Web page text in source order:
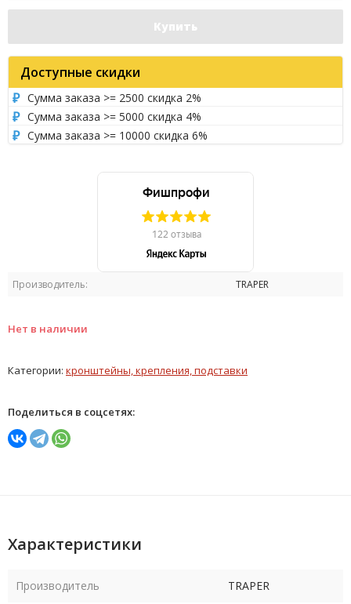
Производитель: TRAPER
Нет в наличии
Купить
Доступные скидки
Сумма заказа >= 2500 скидка 2%
Сумма заказа >= 5000 скидка 4%
Сумма заказа >= 10000 скидка 6%
Категории: кронштейны, крепления, подставки
Поделиться в соцсетях:
Характеристики
Производитель TRAPER